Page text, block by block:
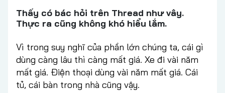
Thấy có bác hỏi trên Thread như vây.
Thực ra cũng không khó hiểu lắm.
Vì trong suy nghĩ của phần lớn chúng ta, cái gì
dùng càng lâu thì càng mất giá. Xe đi vài năm
mất giá. Điện thoại dùng vài năm mất giá. Cái
tủ, cái bàn trong nhà cũng vậy.